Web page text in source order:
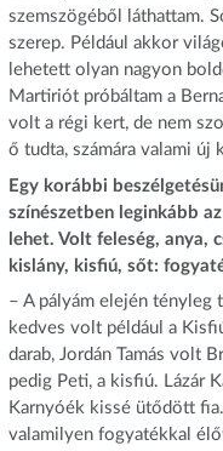
szemszögéből láthattam.
szerep. Például akkor
lehetett olyan nagyon
Martiriót próbáltam a
volt a régi kert, de nem
ő tudta, számára valami új
Egy korábbi
színészetben leginkább
lehet. Volt feleség, anya,
kislány, kisfiú, sőt:
– A pályám elején tényleg
kedves volt például a
darab, Jordán Tamás volt
pedig Peti, a kisfiú. Lázár
Karnyóék kissé ütődött
valamilyen fogyatékkal